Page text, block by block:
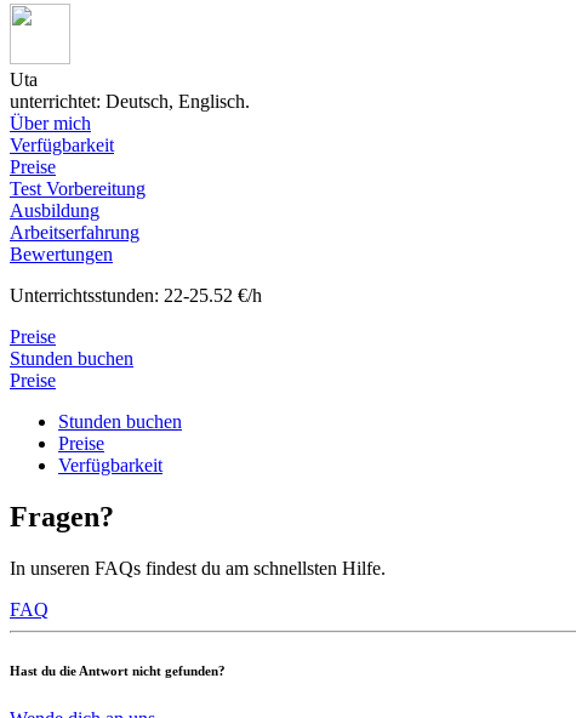
Uta
unterrichtet: Deutsch, Englisch.
Über mich
Verfügbarkeit
Preise
Test Vorbereitung
Ausbildung
Arbeitserfahrung
Bewertungen
Unterrichtsstunden: 22-25.52 €/h
Preise
Stunden buchen
Preise
Stunden buchen
Preise
Verfügbarkeit
Fragen?
In unseren FAQs findest du am schnellsten Hilfe.
FAQ
Hast du die Antwort nicht gefunden?